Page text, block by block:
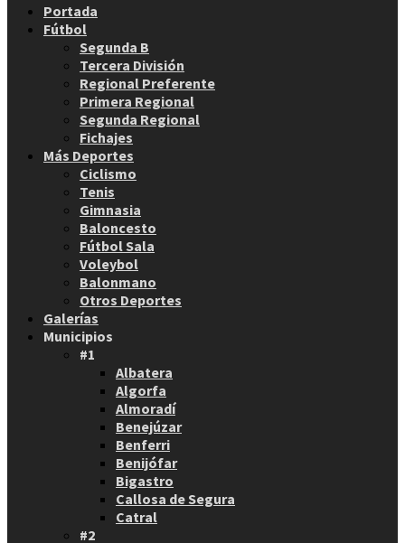
Portada
Fútbol
Segunda B
Tercera División
Regional Preferente
Primera Regional
Segunda Regional
Fichajes
Más Deportes
Ciclismo
Tenis
Gimnasia
Baloncesto
Fútbol Sala
Voleybol
Balonmano
Otros Deportes
Galerías
Municipios
#1
Albatera
Algorfa
Almoradí
Benejúzar
Benferri
Benijófar
Bigastro
Callosa de Segura
Catral
#2